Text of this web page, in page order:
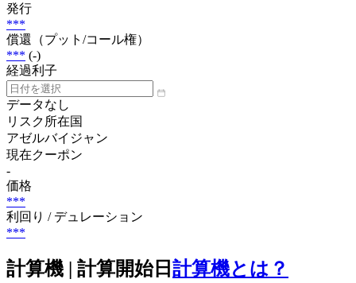
発行
***
償還（プット/コール権）
*** (-)
経過利子
データなし
リスク所在国
アゼルバイジャン
現在クーポン
-
価格
***
利回り / デュレーション
***
計算機 | 計算開始日 計算機とは？